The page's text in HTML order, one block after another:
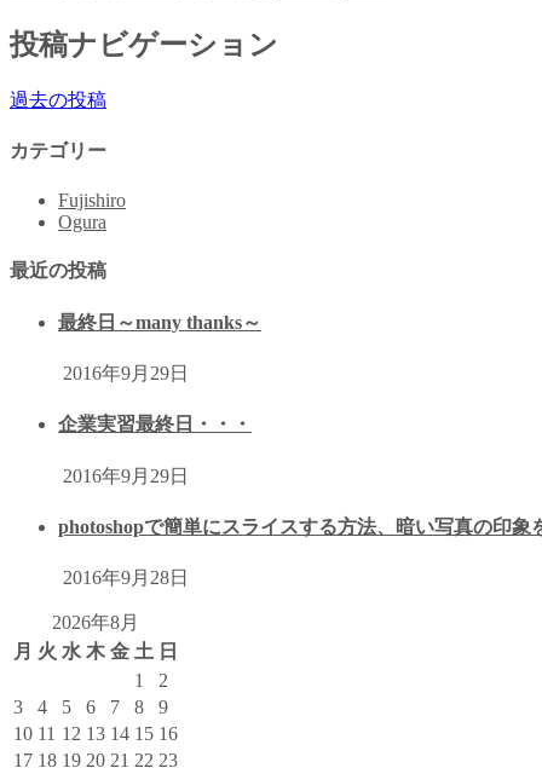
投稿ナビゲーション
過去の投稿
カテゴリー
Fujishiro
Ogura
最近の投稿
最終日～many thanks～
2016年9月29日
企業実習最終日・・・
2016年9月29日
photoshopで簡単にスライスする方法、暗い写真の印象
2016年9月28日
2026年8月
月 火 水 木 金 土 日
1
2
3
4 5 6 7 8
9
10 11 12 13 14 15 16
17 18 19 20 21 22 23